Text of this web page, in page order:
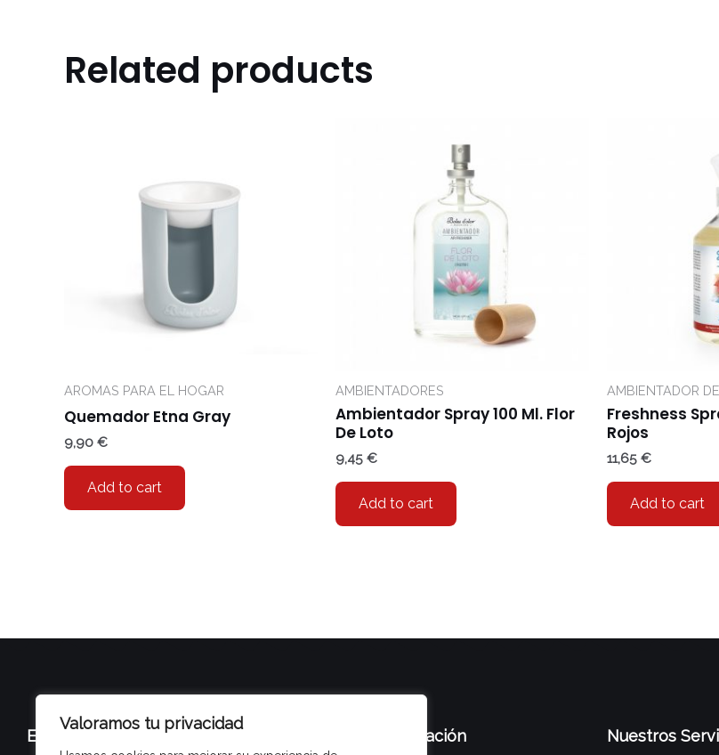
Valoramos tu privacidad
Related products
AROMAS PARA EL HOGAR
Quemador Etna Gray
9,90 €
Add to cart
AMBIENTADORES
Ambientador Spray 100 Ml. Flor
De Loto
9,45 €
Add to cart
AMBIENTADOR
Freshness
Rojos
11,65 €
Add to cart
Encuéntranos en… Información Nuestros